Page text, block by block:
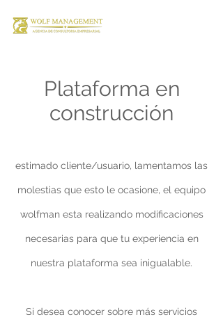
Plataforma en
construcción
estimado cliente/usuario, lamentamos las
molestias que esto le ocasione, el equipo
wolfman esta realizando modificaciones
necesarias para que tu experiencia en
nuestra plataforma sea inigualable.
Si desea conocer sobre más servicios